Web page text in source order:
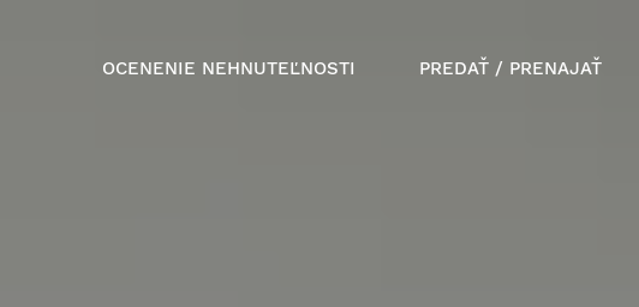
OCENENIE NEHNUTEĽNOSTI PREDAŤ / PRENAJAŤ